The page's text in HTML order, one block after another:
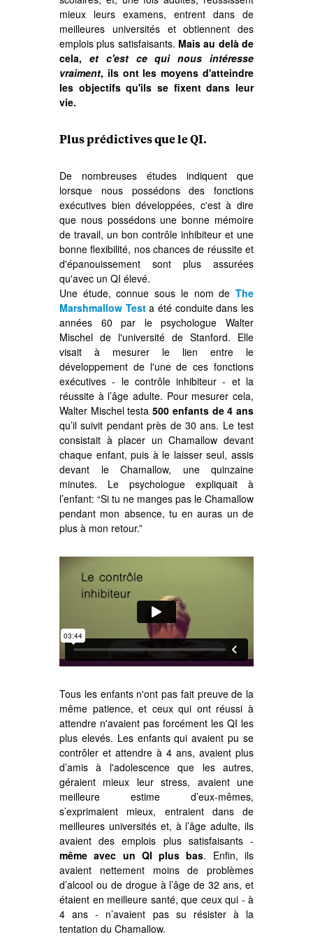
mieux leurs examens, entrent dans de
meilleures universités et obtiennent des
emplois plus satisfaisants. Mais au delà de
cela, et c'est ce qui nous intéresse
vraiment, ils ont les moyens d'atteindre
les objectifs qu'ils se fixent dans leur
vie.
Plus prédictives que le QI.
De nombreuses études indiquent que
lorsque nous possédons des fonctions
exécutives bien développées, c'est à dire
que nous possédons une bonne mémoire
de travail, un bon contrôle inhibiteur et une
bonne flexibilité, nos chances de réussite et
d'épanouissement sont plus assurées
qu'avec un QI élevé.
Une étude, connue sous le nom de The
Marshmallow Test a été conduite dans les
années 60 par le psychologue Walter
Mischel de l'université de Stanford. Elle
visait à mesurer le lien entre le
développement de l'une de ces fonctions
exécutives - le contrôle inhibiteur - et la
réussite à l’âge adulte. Pour mesurer cela,
Walter Mischel testa500 enfants de 4 ans
qu’il suivit pendant près de 30 ans. Le test
consistait à placer un Chamallow devant
chaque enfant, puis à le laisser seul, assis
devant le Chamallow, une quinzaine
minutes. Le psychologue expliquait à
l’enfant: “Si tu ne manges pas le Chamallow
pendant mon absence, tu en auras un de
plus à mon retour.”
Tous les enfants n'ont pas fait preuve de la
même patience, et ceux qui ont réussi à
attendre n'avaient pas forcément les QI les
plus elevés. Les enfants qui avaient pu se
contrôler et attendre à 4 ans, avaient plus
d’amis à l'adolescence que les autres,
géraient mieux leur stress, avaient une
meilleure estime d’eux-mêmes,
s’exprimaient mieux, entraient dans de
meilleures universités et, à l’âge adulte, ils
avaient des emplois plus satisfaisants -
même avec un QI plus bas. Enfin, ils
avaient nettement moins de problèmes
d’alcool ou de drogue à l’âge de 32 ans, et
étaient en meilleure santé, que ceux qui - à
4 ans - n’avaient pas su résister à la
tentation du Chamallow.